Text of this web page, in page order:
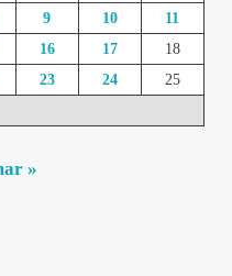
9 10
11
16 17
18
23 24
25
»